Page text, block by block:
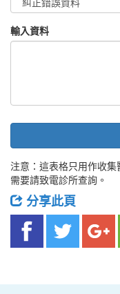
輸入資料
注意：這表格只用作收
需要請致電診所查詢。
分享此頁